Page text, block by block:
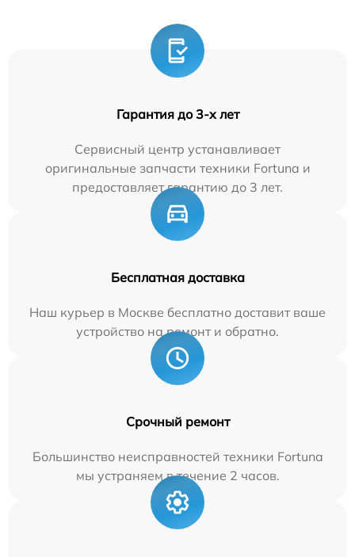
Гарантия до 3-х лет
Сервисный центр устанавливает
оригинальные запчасти техники Fortuna и
предоставляет гарантию до 3 лет.
Бесплатная доставка
Наш курьер в Москве бесплатно доставит ваше
устройство на ремонт и обратно.
Срочный ремонт
Большинство неисправностей техники Fortuna
мы устраняем в течение 2 часов.